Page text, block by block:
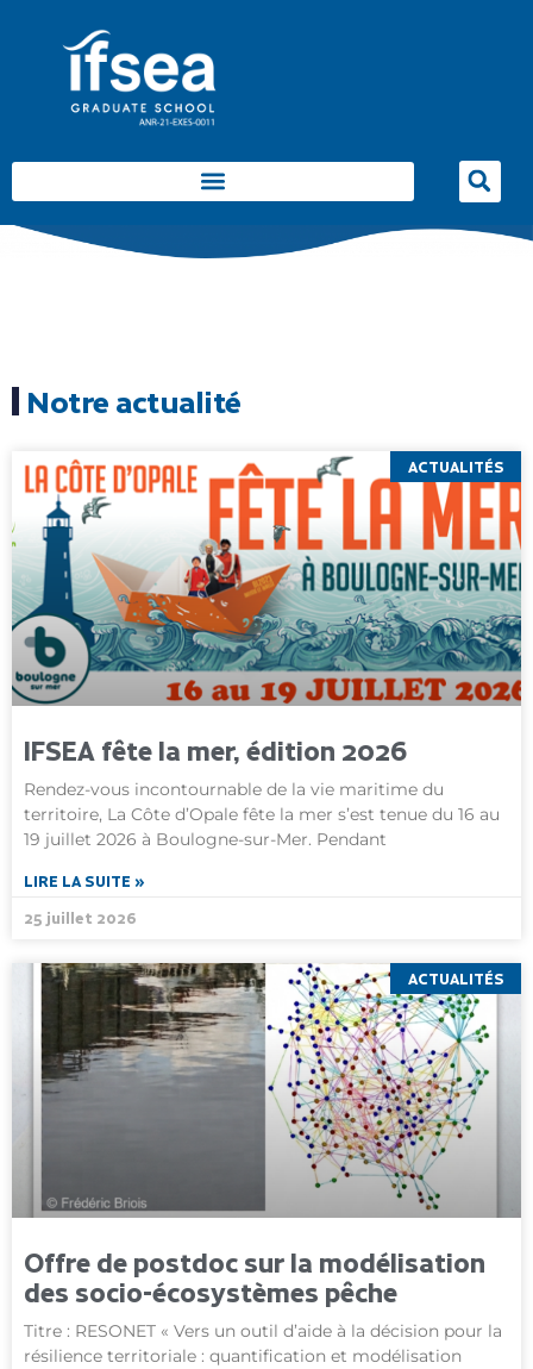
Notre actualité
ACTUALITÉS
IFSEA fête la mer, édition 2026
Rendez-vous incontournable de la vie maritime du
territoire, La Côte d’Opale fête la mer s’est tenue du 16 au
19 juillet 2026 à Boulogne-sur-Mer. Pendant
LIRE LA SUITE »
25 juillet 2026
ACTUALITÉS
Offre de postdoc sur la modélisation
des socio-écosystèmes pêche
Titre : RESONET « Vers un outil d’aide à la décision pour la
résilience territoriale : quantification et modélisation